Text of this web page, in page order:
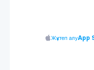
Жүктеп алуApp